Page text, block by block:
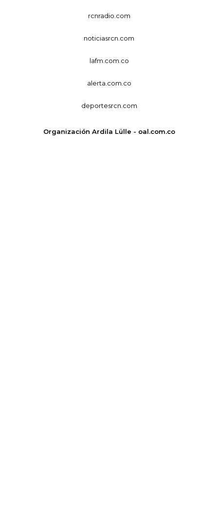
rcnradio.com
noticiasrcn.com
lafm.com.co
alerta.com.co
deportesrcn.com
Organización Ardila Lülle - oal.com.co